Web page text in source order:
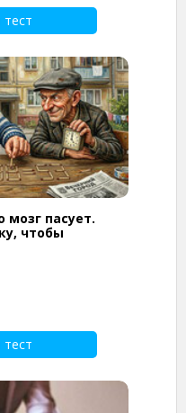
мозг пасует.
чтобы